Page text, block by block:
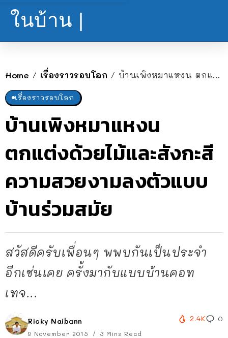
ในบ้าน |
Home / เรื่องราวรอบโลก / บ้านเพิงหมาแหงน ตกแต่งด้วยไม้และสังกะสี ความสวยงามลงตัวแบบบ้านร่วมสมัย
เรื่องราวรอบโลก
บ้านเพิงหมาแหงน
ตกแต่งด้วยไม้และสังกะสี
ความสวยงามลงตัวแบบ
บ้านร่วมสมัย
สวัสดีครับเพื่อนๆ พพบกันเป็นประจำ
อีกเช่นเคย ครั้งมากับแบบบ้านคอท
เทจ...
Ricky Naibann
9 November 2015 3 Mins Read
2.4K 0